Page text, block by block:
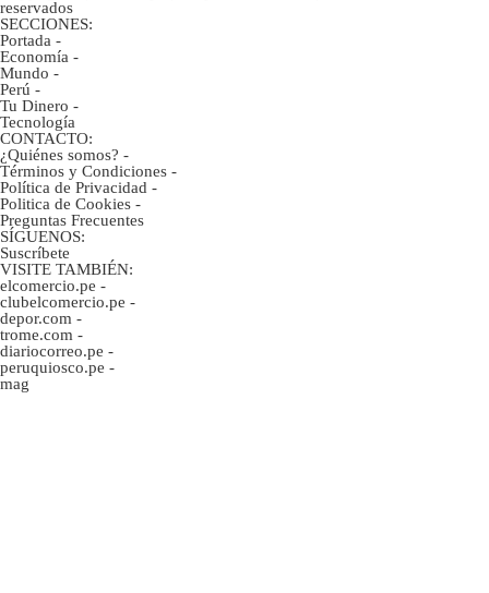
reservados
SECCIONES:
Portada -
Economía -
Mundo -
Perú -
Tu Dinero -
Tecnología
CONTACTO:
¿Quiénes somos? -
Términos y Condiciones -
Política de Privacidad -
Politica de Cookies -
Preguntas Frecuentes
SÍGUENOS:
Suscríbete
VISITE TAMBIÉN:
elcomercio.pe -
clubelcomercio.pe -
depor.com -
trome.com -
diariocorreo.pe -
peruquiosco.pe -
mag